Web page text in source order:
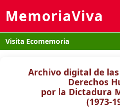
MemoriaViva
Visita Ecomemoria
Archivo digital de
Derechos
por la Dictadura
(1973-